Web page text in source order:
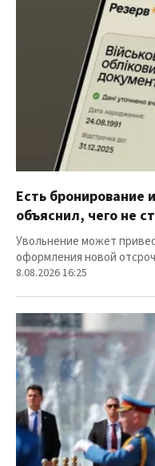
Есть бронирование
объяснил, чего не
Увольнение может
оформления новой
8.08.2026 16:25